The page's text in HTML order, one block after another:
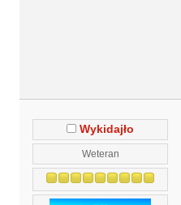
Wykidajło
Weteran